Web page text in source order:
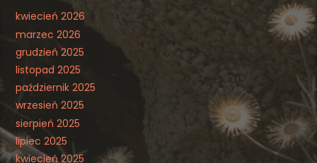
kwiecień 2026
marzec 2026
grudzień 2025
listopad 2025
październik 2025
wrzesień 2025
sierpień 2025
lipiec 2025
kwiecień 2025